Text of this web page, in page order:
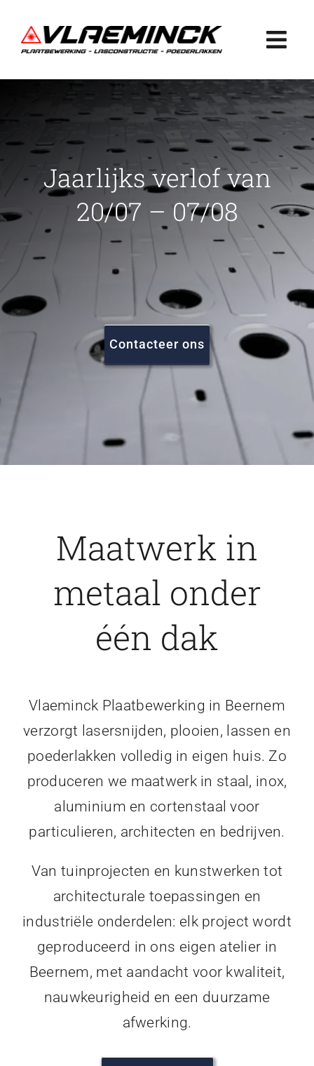
naar
inhoud
Plaatbewerking
Lasconstructie
Poederlakken
Projecten
FAQ
Vacatures
Jaarlijks verlof van
20/07 – 07/08
Contacteer ons
Maatwerk in
metaal onder
één dak
Vlaeminck Plaatbewerking in Beernem
verzorgt lasersnijden, plooien, lassen en
poederlakken volledig in eigen huis. Zo
produceren we maatwerk in staal, inox,
aluminium en cortenstaal voor
particulieren, architecten en bedrijven.
Van tuinprojecten en kunstwerken tot
architecturale toepassingen en
industriële onderdelen: elk project wordt
geproduceerd in ons eigen atelier in
Beernem, met aandacht voor kwaliteit,
nauwkeurigheid en een duurzame
afwerking.